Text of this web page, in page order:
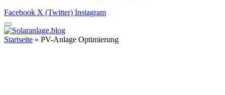
Facebook X (Twitter) Instagram
Startseite » PV-Anlage Optimierung